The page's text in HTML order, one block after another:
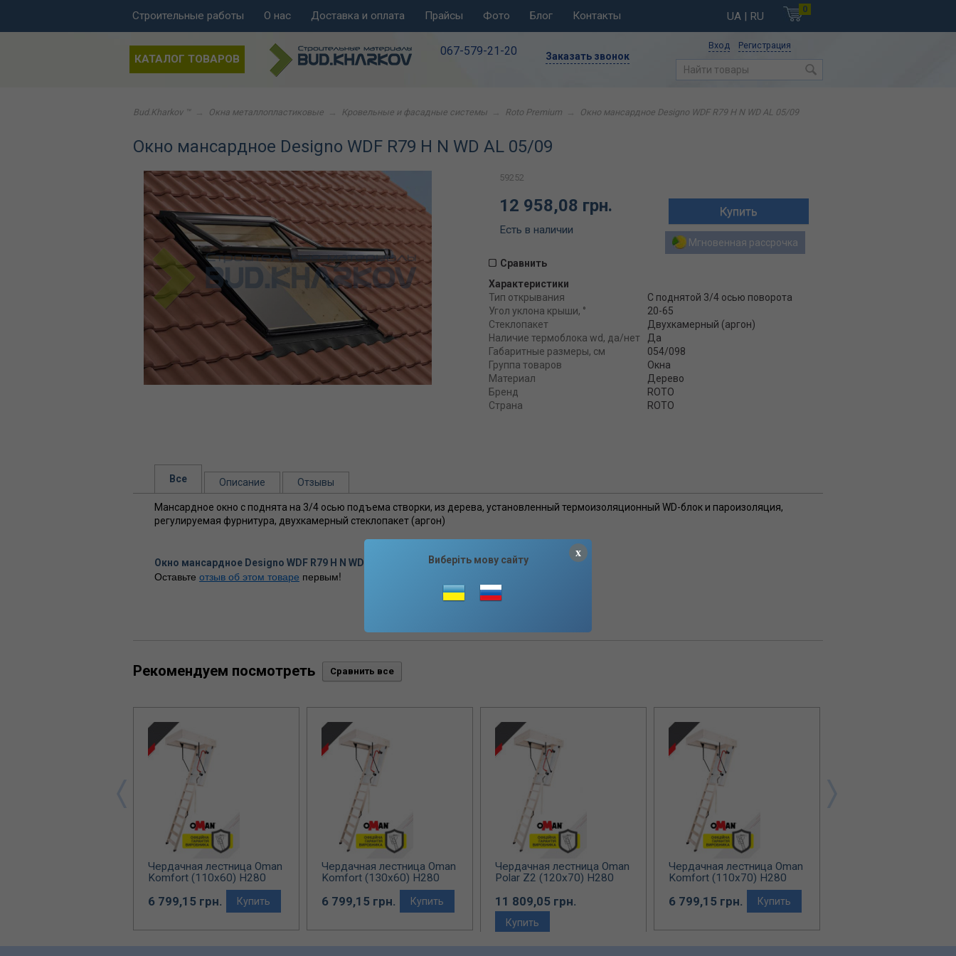
0
UA | RU
Строительные работы О нас Доставка и оплата Прайсы Фото Блог Контакты
Вход Регистрация
КАТАЛОГ ТОВАРОВ
067-579-21-20 Заказать звонок
Bud.Kharkov ™ Окна металлопластиковые Кровельные и фасадные системы Roto Premium Окно мансардное Designo WDF R79 H N WD AL 05/09
Окно мансардное Designo WDF R79 H N WD AL 05/09
59252
12 958,08 грн.
Есть в наличии
Мгновенная рассрочка
Сравнить
Характеристики
Тип открывания
С поднятой 3/4 осью поворота
Угол уклона крыши, °
20-65
Стеклопакет
Двухкамерный (аргон)
Наличие термоблока wd, да/нет
Да
Габаритные размеры, см
054/098
Группа товаров
Окна
Материал
Дерево
Бренд
ROTO
Страна
ROTO
Все Описание Отзывы
Мансардное окно с поднята на 3/4 осью подъема створки, из дерева, установленный термоизоляционный WD-блок и пароизоляция,
регулируемая фурнитура, двухкамерный стеклопакет (аргон)
Окно мансардное Designo WDF R79 H N WD AL 05/09 отзывы
Оставьте отзыв об этом товаре первым!
Рекомендуем посмотреть
Чердачная лестница Oman
Komfort (110x60) H280
6 799,15 грн. Купить
Чердачная лестница Oman
Komfort (130x60) H280
6 799,15 грн. Купить
Чердачная лестница Oman
Polar Z2 (120x70) H280
11 809,05 грн.
Купить
Чердачная лестница Oman
Komfort (110x70) H280
6 799,15 грн. Купить
x
Виберіть мову сайту